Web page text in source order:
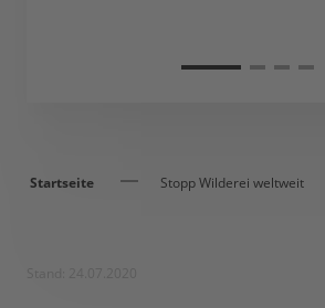
Startseite Stopp Wilderei weltweit